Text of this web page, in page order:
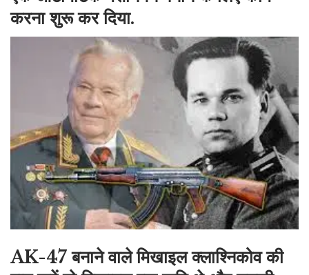
करना शुरू कर दिया.
AK-47 बनाने वाले मिखाइल क्लाश्निकोव की